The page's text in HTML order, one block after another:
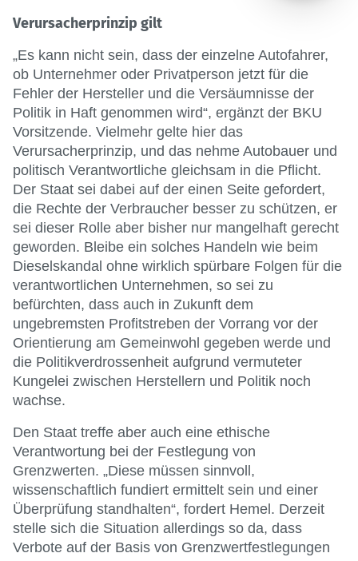
Verursacherprinzip gilt
„Es kann nicht sein, dass der einzelne Autofahrer,
ob Unternehmer oder Privatperson jetzt für die
Fehler der Hersteller und die Versäumnisse der
Politik in Haft genommen wird“, ergänzt der BKU
Vorsitzende. Vielmehr gelte hier das
Verursacherprinzip, und das nehme Autobauer und
politisch Verantwortliche gleichsam in die Pflicht.
Der Staat sei dabei auf der einen Seite gefordert,
die Rechte der Verbraucher besser zu schützen, er
sei dieser Rolle aber bisher nur mangelhaft gerecht
geworden. Bleibe ein solches Handeln wie beim
Dieselskandal ohne wirklich spürbare Folgen für die
verantwortlichen Unternehmen, so sei zu
befürchten, dass auch in Zukunft dem
ungebremsten Profitstreben der Vorrang vor der
Orientierung am Gemeinwohl gegeben werde und
die Politikverdrossenheit aufgrund vermuteter
Kungelei zwischen Herstellern und Politik noch
wachse.
Den Staat treffe aber auch eine ethische
Verantwortung bei der Festlegung von
Grenzwerten. „Diese müssen sinnvoll,
wissenschaftlich fundiert ermittelt sein und einer
Überprüfung standhalten“, fordert Hemel. Derzeit
stelle sich die Situation allerdings so da, dass
Verbote auf der Basis von Grenzwertfestlegungen